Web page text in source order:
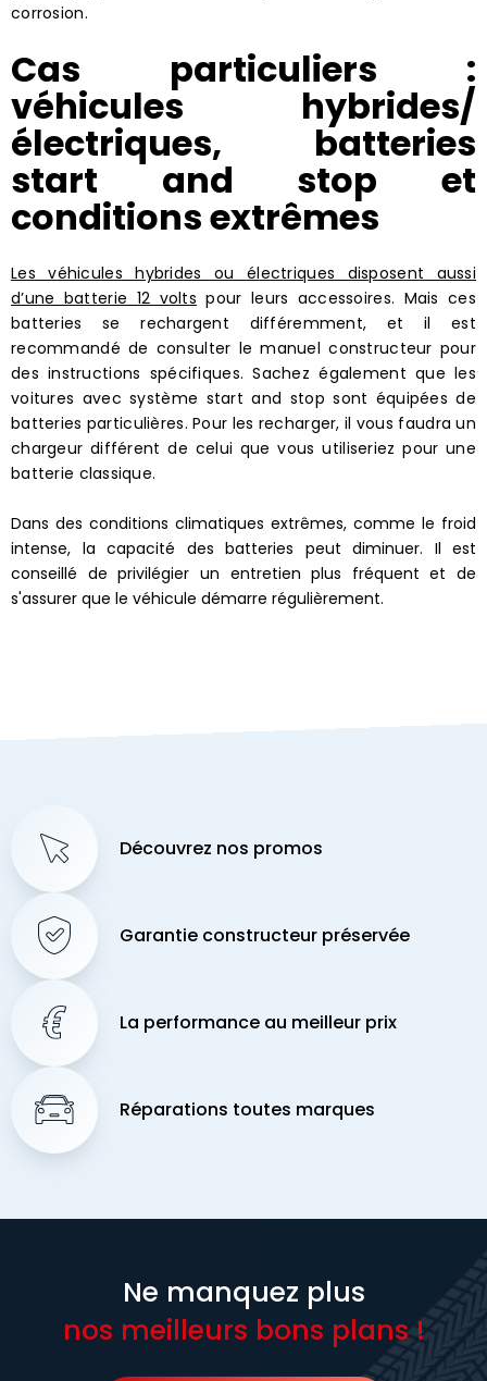
corrosion.
Cas particuliers :
véhicules hybrides/
électriques, batteries
start and stop et
conditions extrêmes
Les véhicules hybrides ou électriques disposent aussi
d’une batterie 12 volts pour leurs accessoires. Mais ces
batteries se rechargent différemment, et il est
recommandé de consulter le manuel constructeur pour
des instructions spécifiques.Sachez également que les
voitures avec système start and stop sont équipées de
batteries particulières. Pour les recharger, il vous faudra un
chargeur différent de celui que vous utiliseriez pour une
batterie classique.
Dans des conditions climatiques extrêmes, comme le froid
intense, la capacité des batteries peut diminuer. Il est
conseillé de privilégier un entretien plus fréquent et de
s'assurer que le véhicule démarre régulièrement.
Découvrez nos promos
Garantie constructeur préservée
La performance au meilleur prix
Réparations toutes marques
Ne manquez plus
nos meilleurs bons plans !